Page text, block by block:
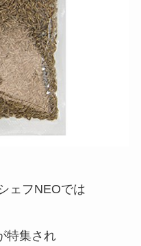
ェフNEOでは
特集され